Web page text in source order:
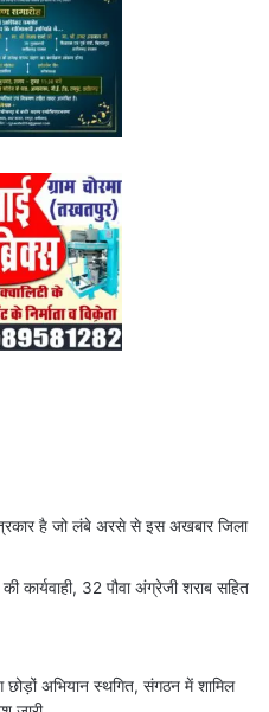
है जो लंबे अरसे से इस अखबार जिला
कार्यवाही, 32 पौवा अंग्रेजी शराब सहित
छोड़ों अभियान स्थगित, संगठन में शामिल